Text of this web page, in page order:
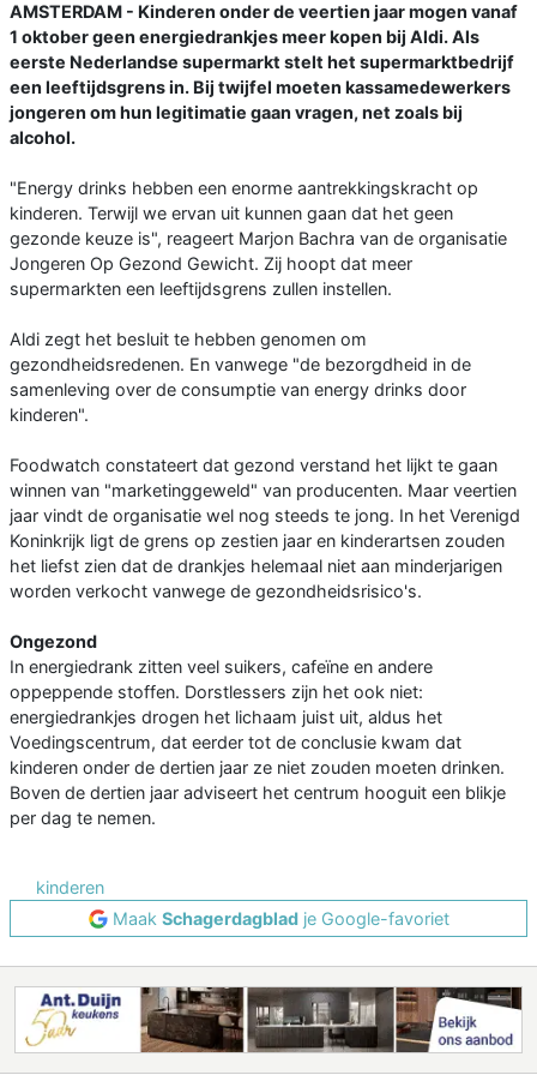
AMSTERDAM - Kinderen onder de veertien jaar mogen vanaf
1 oktober geen energiedrankjes meer kopen bij Aldi. Als
eerste Nederlandse supermarkt stelt het supermarktbedrijf
een leeftijdsgrens in. Bij twijfel moeten kassamedewerkers
jongeren om hun legitimatie gaan vragen, net zoals bij
alcohol.
"Energy drinks hebben een enorme aantrekkingskracht op
kinderen. Terwijl we ervan uit kunnen gaan dat het geen
gezonde keuze is", reageert Marjon Bachra van de organisatie
Jongeren Op Gezond Gewicht. Zij hoopt dat meer
supermarkten een leeftijdsgrens zullen instellen.
Aldi zegt het besluit te hebben genomen om
gezondheidsredenen. En vanwege "de bezorgdheid in de
samenleving over de consumptie van energy drinks door
kinderen".
Foodwatch constateert dat gezond verstand het lijkt te gaan
winnen van "marketinggeweld" van producenten. Maar veertien
jaar vindt de organisatie wel nog steeds te jong. In het Verenigd
Koninkrijk ligt de grens op zestien jaar en kinderartsen zouden
het liefst zien dat de drankjes helemaal niet aan minderjarigen
worden verkocht vanwege de gezondheidsrisico's.
Ongezond
In energiedrank zitten veel suikers, cafeïne en andere
oppeppende stoffen. Dorstlessers zijn het ook niet:
energiedrankjes drogen het lichaam juist uit, aldus het
Voedingscentrum, dat eerder tot de conclusie kwam dat
kinderen onder de dertien jaar ze niet zouden moeten drinken.
Boven de dertien jaar adviseert het centrum hooguit een blikje
per dag te nemen.
kinderen
Maak Schagerdagbladje Google-favoriet